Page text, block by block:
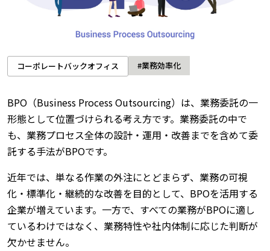
コーポレートバックオフィス #業務効率化
BPO（Business Process Outsourcing）は、業務委託の一
形態として位置づけられる考え方です。業務委託の中で
も、業務プロセス全体の設計・運用・改善までを含めて委
託する手法がBPOです。
近年では、単なる作業の外注にとどまらず、業務の可視
化・標準化・継続的な改善を目的として、BPOを活用する
企業が増えています。一方で、すべての業務がBPOに適し
ているわけではなく、業務特性や社内体制に応じた判断が
欠かせません。